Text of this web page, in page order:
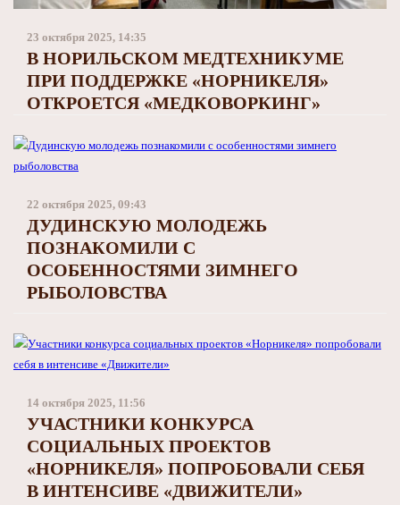
Заполярный театр драмы
23 октября 2025, 14:35
В НОРИЛЬСКОМ МЕДТЕХНИКУМЕ
ПРИ ПОДДЕРЖКЕ «НОРНИКЕЛЯ»
ОТКРОЕТСЯ «МЕДКОВОРКИНГ»
22 октября 2025, 09:43
ДУДИНСКУЮ МОЛОДЕЖЬ
ПОЗНАКОМИЛИ С
ОСОБЕННОСТЯМИ ЗИМНЕГО
РЫБОЛОВСТВА
14 октября 2025, 11:56
УЧАСТНИКИ КОНКУРСА
СОЦИАЛЬНЫХ ПРОЕКТОВ
«НОРНИКЕЛЯ» ПОПРОБОВАЛИ СЕБЯ
В ИНТЕНСИВЕ «ДВИЖИТЕЛИ»